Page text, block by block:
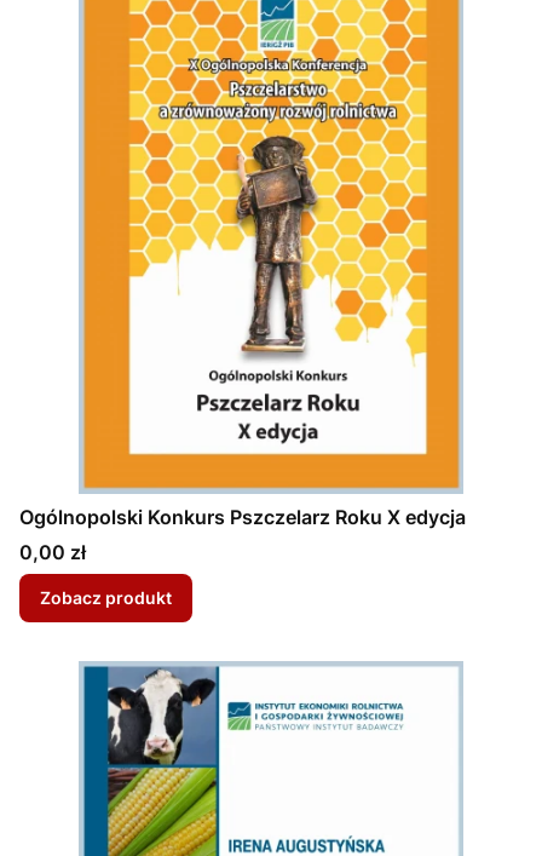
Ogólnopolski Konkurs Pszczelarz Roku X edycja
Cena
0,00 zł
Zobacz produkt